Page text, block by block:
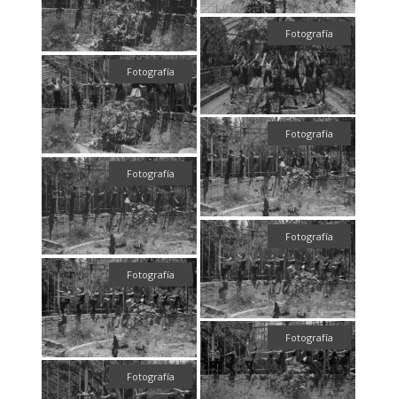
Fotografía
Fotografía
Fotografía
Fotografía
Fotografía
Fotografía
Fotografía
Fotografía